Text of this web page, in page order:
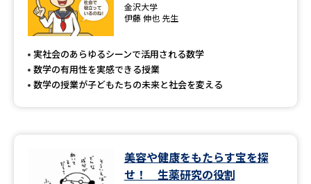
金沢大学
伊藤 伸也 先生
実社会のあらゆるシーンで活用される数学
数学の有用性を実感できる授業
数学の授業が子どもたちの未来と社会を変える
美容や健康をもたらす宝を探
せ！ 生薬研究の役割